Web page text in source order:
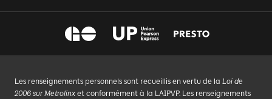
Les renseignements personnels sont recueillis en vertu de la Loi de
2006 sur Metrolinx et conformément à la LAIPVP. Les renseignements